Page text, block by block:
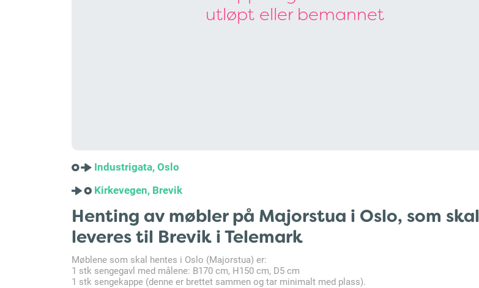
utløpt eller bemannet
Industrigata, Oslo
Kirkevegen, Brevik
Henting av møbler på Majorstua i Oslo, som skal
leveres til Brevik i Telemark
Møblene som skal hentes i Oslo (Majorstua) er:
1 stk sengegavl med målene: B170 cm, H150 cm, D5 cm
1 stk sengekappe (denne er brettet sammen og tar minimalt med plass).